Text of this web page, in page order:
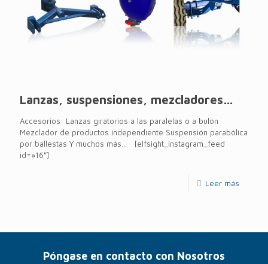
Lanzas, suspensiones, mezcladores…
Accesorios: Lanzas giratorios a las paralelas o a bulón
Mezclador de productos independiente Suspensión parabólica
por ballestas Y muchos más… [elfsight_instagram_feed
id=»16″]
Leer más
Póngase en contacto con Nosotros